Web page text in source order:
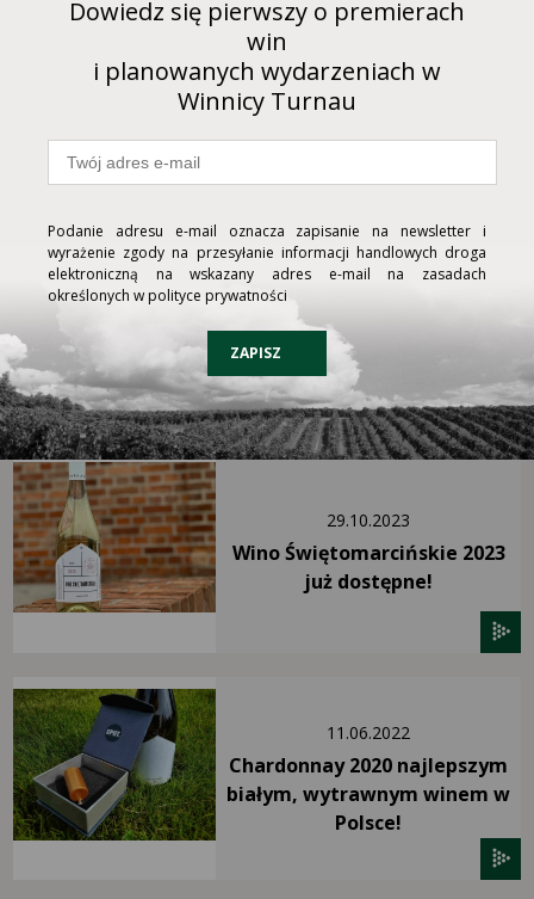
PRZEJDŹ DO KARTY WINA ABY
KUPIĆ
Premiera Rondo/Regent i
Cabernet z rocznika 2020!
29.10.2023
Wino Świętomarcińskie 2023
już dostępne!
11.06.2022
Chardonnay 2020 najlepszym
białym, wytrawnym winem w
Polsce!
Dowiedz się pierwszy o premierach
win
i planowanych wydarzeniach w
Winnicy Turnau
Podanie adresu e-mail oznacza zapisanie na newsletter i
wyrażenie zgody na przesyłanie informacji handlowych droga
elektroniczną na wskazany adres e-mail na zasadach
określonych w polityce prywatności
ZAPISZ